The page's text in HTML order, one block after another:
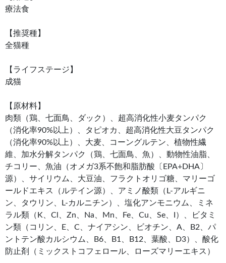
療法食
【推奨種】
全猫種
【ライフステージ】
成猫
【原材料】
肉類（鶏、七面鳥、ダック）、超高消化性小麦タンパク
（消化率90%以上）、タピオカ、超高消化性大豆タンパク
（消化率90%以上）、大麦、コーングルテン、植物性繊
維、加水分解タンパク（鶏、七面鳥、魚）、動物性油脂、
チコリー、魚油（オメガ3系不飽和脂肪酸〔EPA+DHA〕
源）、サイリウム、大豆油、フラクトオリゴ糖、マリーゴ
ールドエキス（ルテイン源）、アミノ酸類（L-アルギニ
ン、タウリン、L-カルニチン）、塩化アンモニウム、ミネ
ラル類（K、Cl、Zn、Na、Mn、Fe、Cu、Se、I）、ビタミ
ン類（コリン、E、C、ナイアシン、ビオチン、A、B2、パ
ントテン酸カルシウム、B6、B1、B12、葉酸、D3）、酸化
防止剤（ミックストコフェロール、ローズマリーエキス）